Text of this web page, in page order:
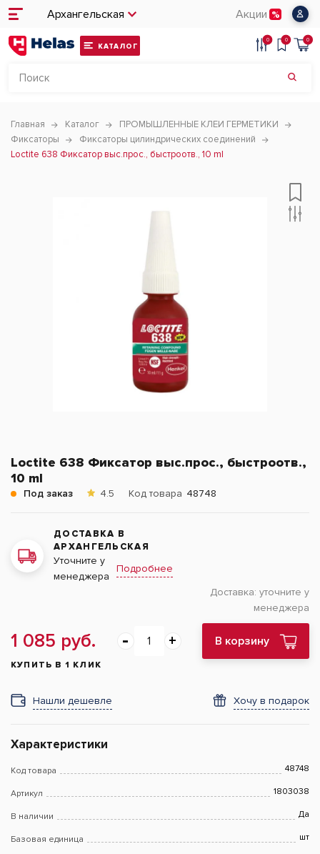
Архангельская Акции
КАТАЛОГ
0 0 0
Главная Каталог
ПРОМЫШЛЕННЫЕ КЛЕИ ГЕРМЕТИКИ
Фиксаторы
Фиксаторы цилиндрических соединений
Loctite 638 Фиксатор выс.прос., быстроотв., 10 ml
Loctite 638 Фиксатор выс.прос., быстроотв.,
10 ml
Под заказ 4.5 Код товара 48748
ДОСТАВКА В
АРХАНГЕЛЬСКАЯ
Уточните у
менеджера
Подробнее
Доставка: уточните у
менеджера
1 085 руб. В корзину
КУПИТЬ В 1 КЛИК
Нашли дешевле Хочу в подарок
Характеристики
Код товара 48748
Артикул 1803038
В наличии Да
Базовая единица шт